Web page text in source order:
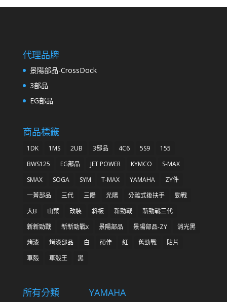
代理品牌
景陽部品-CrossDock
3部品
EG部品
商品標籤
1DK 1MS 2UB 3部品 4C6 5S9
155
BWS125
EG部品 JET POWER KYMCO
S-MAX
SMAX
SOGA SYM T-MAX YAMAHA
ZY件
一菁部品
三代 三陽 光陽 分離式後扶手
勁戰
大B
山葉 改裝 斜板 新勁戰
新勁戰三代
新新勁戰
新新勁戰x 景陽部品 景陽部品-ZY
消光黑
烤漆
烤漆部品 白 碩佳 紅 舊勁戰
貼片
車殼
車殼王 黑
所有分類 YAMAHA